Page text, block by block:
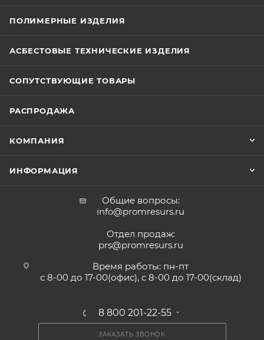
ПОЛИМЕРНЫЕ ИЗДЕЛИЯ
АСБЕСТОВЫЕ ТЕХНИЧЕСКИЕ ИЗДЕЛИЯ
СОПУТСТВУЮЩИЕ ТОВАРЫ
РАСПРОДАЖА
КОМПАНИЯ
ИНФОРМАЦИЯ
Общие вопросы:
info@promresurs.ru
Отдел продаж:
prs@promresurs.ru
Время работы: пн-пт
с 8-00 до 17-00(офис), с 8-00 до 17-00(склад)
8 800 201-22-55
ЗАКАЗАТЬ ЗВОНОК